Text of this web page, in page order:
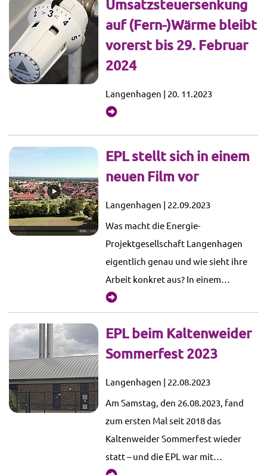
Umsatzsteuersenkung
auf (Fern-)Wärme bleibt
vorerst bis 29. Februar
2024
Langenhagen | 20. 11.2023
EPL stellt sich in einem
neuen Film vor
Langenhagen | 22.09.2023
Was macht die Energie-
Projektgesellschaft Langenhagen
eigentlich genau und wie sieht ihre
Arbeit konkret aus? In einem…
EPL beim Kaltenweider
Sommerfest 2023
Langenhagen | 22.08.2023
Am Samstag, den 26.08.2023, fand
zum ersten Mal seit 2018 das
Kaltenweider Sommerfest wieder
statt – und die EPL war mit…